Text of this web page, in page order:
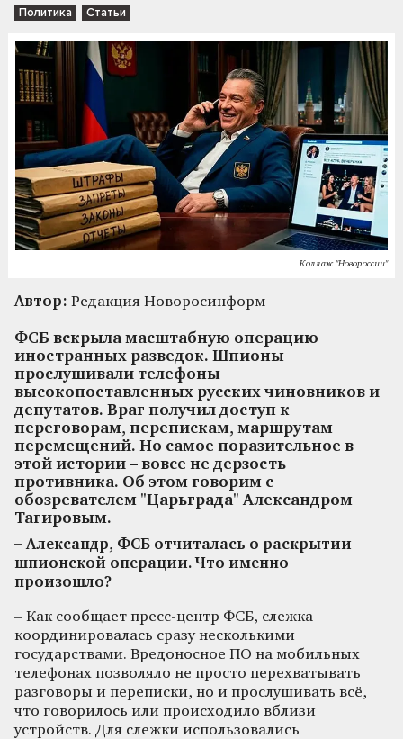
Политика Статьи
Коллаж "Новороссии"
Автор: Редакция Новоросинформ
ФСБ вскрыла масштабную операцию
иностранных разведок. Шпионы
прослушивали телефоны
высокопоставленных русских чиновников и
депутатов. Враг получил доступ к
переговорам, перепискам, маршрутам
перемещений. Но самое поразительное в
этой истории – вовсе не дерзость
противника. Об этом говорим с
обозревателем "Царьграда" Александром
Тагировым.
– Александр, ФСБ отчиталась о раскрытии
шпионской операции. Что именно
произошло?
– Как сообщает пресс-центр ФСБ, слежка
координировалась сразу несколькими
государствами. Вредоносное ПО на мобильных
телефонах позволяло не просто перехватывать
разговоры и переписки, но и прослушивать всё,
что говорилось или происходило вблизи
устройств. Для слежки использовались